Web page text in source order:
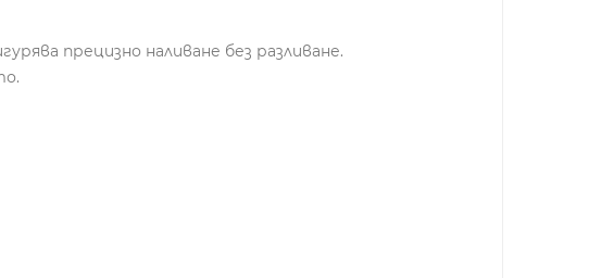
прецизно наливане без разливане.